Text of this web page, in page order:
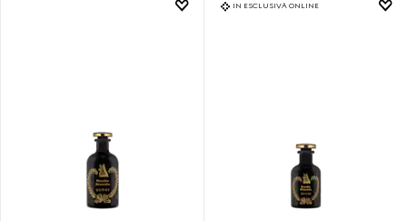
IN ESCLUSIVA ONLINE